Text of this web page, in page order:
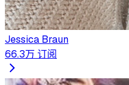
Jessica Braun
66.3万 订阅